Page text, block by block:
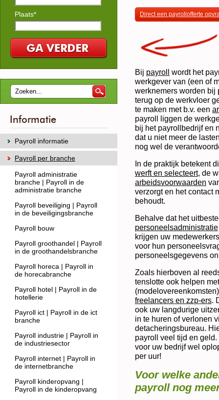
Direct een payrollofferte
Bij payroll wordt het
werkgever van (een of
werknemers worden bij
terug op de werkvloer
te maken met b.v. een
payroll liggen de
bij het payrollbedrijf en
dat u niet meer de
nog wel de
In de praktijk betekent
werft en selecteert, de
arbeidsvoorwaarden
verzorgt en het contact
behoudt.
Behalve dat het
personeelsadministratie
krijgen uw
voor hun
personeelsgegevens
Zoals hierboven al
tenslotte ook helpen
freelancers en zzp-ers.
ook uw langdurige
in te huren of verlonen
detacheringsbureau.
payroll veel tijd en
voor uw bedrijf wel
per uur!
Voor welke
payroll nog
Plaats*
Informatie
Payroll informatie
Payroll per branche
Payroll administratie
branche | Payroll in de
administratie branche
Payroll beveiliging | Payroll
in de beveiligingsbranche
Payroll bouw
Payroll groothandel | Payroll
in de groothandelsbranche
Payroll horeca | Payroll in
de horecabranche
Payroll hotel | Payroll in de
hotellerie
Payroll ict | Payroll in de ict
branche
Payroll industrie | Payroll in
de industriesector
Payroll internet | Payroll in
de internetbranche
Payroll kinderopvang |
Payroll in de kinderopvang